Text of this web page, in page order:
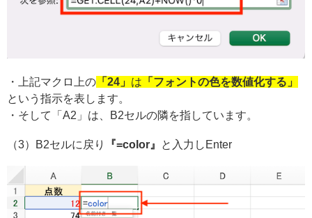
・上記マクロ上の 「24」 は 「フォントの色を数値化する」
という指示を表します。
・そして「A2」は、B2セルの隣を指しています。
（3）B2セルに戻り 『=color』 と入力しEnter